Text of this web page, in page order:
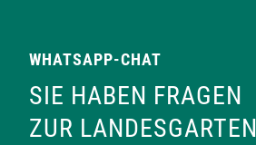
WHATSAPP-CHAT
SIE HABEN FRAGEN
ZUR